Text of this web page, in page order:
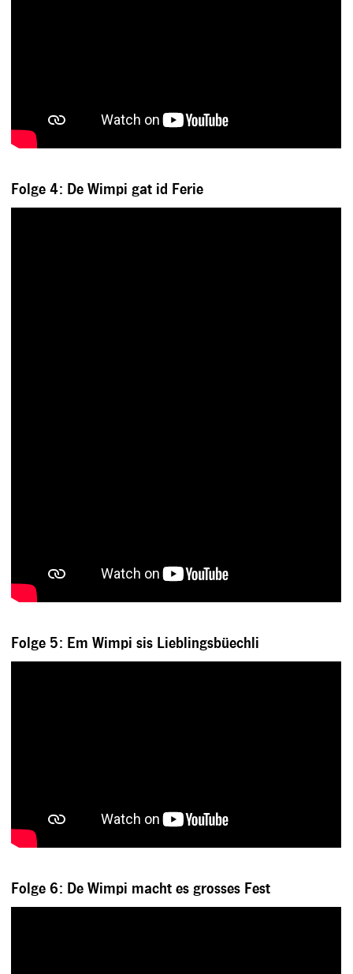
Folge 4: De Wimpi gat id Ferie
Folge 5: Em Wimpi sis Lieblingsbüechli
Folge 6: De Wimpi macht es grosses Fest